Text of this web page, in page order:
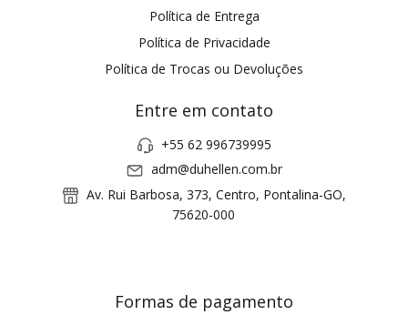
Política de Entrega
Política de Privacidade
Política de Trocas ou Devoluções
Entre em contato
+55 62 996739995
adm@duhellen.com.br
Av. Rui Barbosa, 373, Centro, Pontalina-GO,
75620-000
Formas de pagamento